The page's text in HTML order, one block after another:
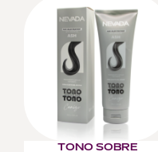
TONO SOBRE